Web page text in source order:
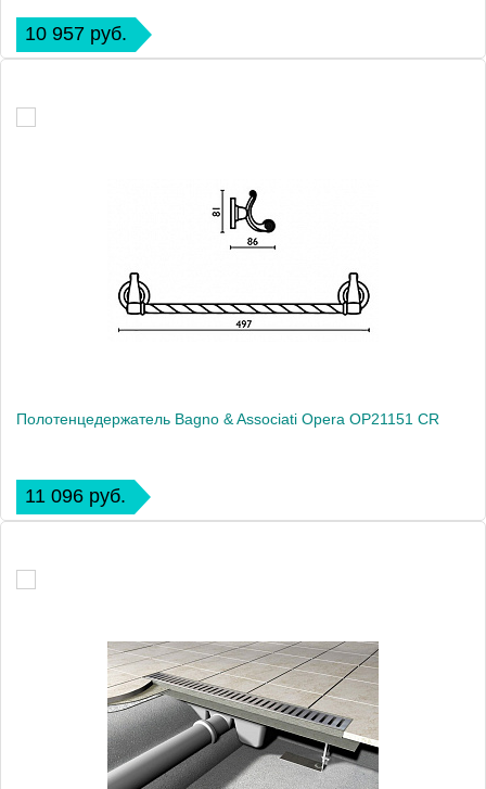
10 957 руб.
Полотенцедержатель Bagno & Associati Opera OP21151 CR
11 096 руб.